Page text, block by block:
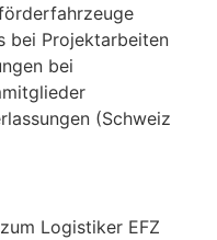
bei Projektarbeiten
bei
(Schweiz
Logistiker EFZ